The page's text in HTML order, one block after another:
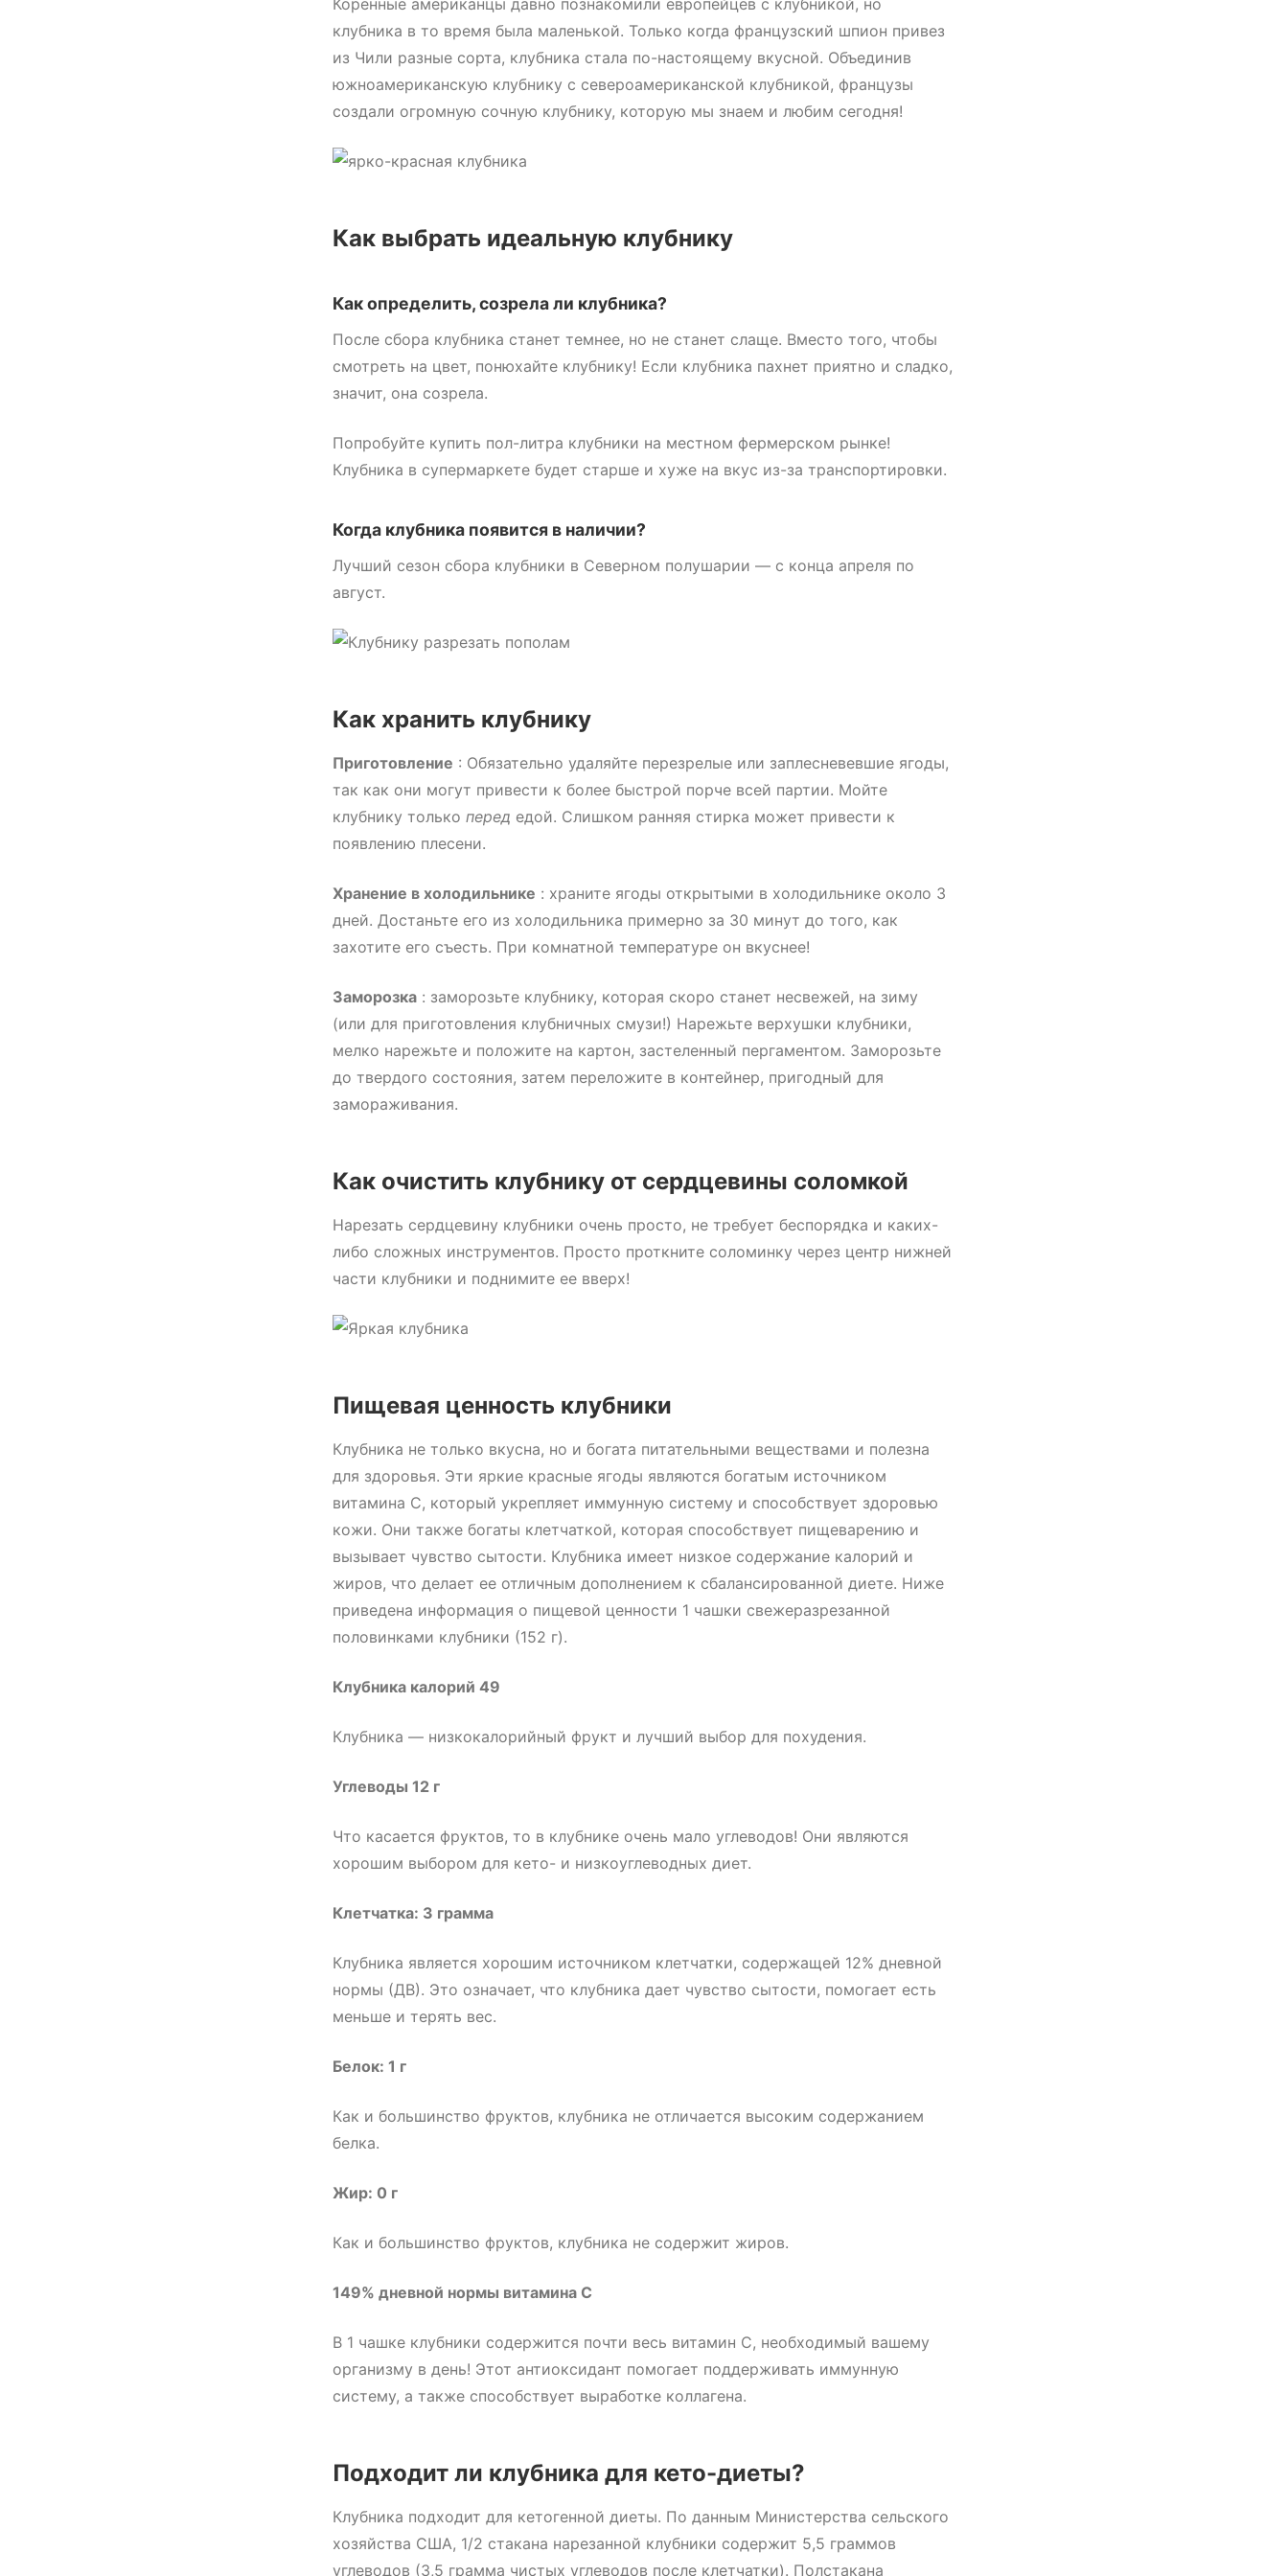
Коренные американцы давно познакомили европейцев с клубникой, но
клубника в то время была маленькой. Только когда французский шпион привез
из Чили разные сорта, клубника стала по-настоящему вкусной. Объединив
южноамериканскую клубнику с североамериканской клубникой, французы
создали огромную сочную клубнику, которую мы знаем и любим сегодня!
Как выбрать идеальную клубнику
Как определить, созрела ли клубника?
После сбора клубника станет темнее, но не станет слаще. Вместо того, чтобы
смотреть на цвет, понюхайте клубнику! Если клубника пахнет приятно и сладко,
значит, она созрела.
Попробуйте купить пол-литра клубники на местном фермерском рынке!
Клубника в супермаркете будет старше и хуже на вкус из-за транспортировки.
Когда клубника появится в наличии?
Лучший сезон сбора клубники в Северном полушарии — с конца апреля по
август.
Как хранить клубнику
Приготовление : Обязательно удаляйте перезрелые или заплесневевшие ягоды,
так как они могут привести к более быстрой порче всей партии. Мойте
клубнику толькоперед едой. Слишком ранняя стирка может привести к
появлению плесени.
Хранение в холодильнике : храните ягоды открытыми в холодильнике около 3
дней. Достаньте его из холодильника примерно за 30 минут до того, как
захотите его съесть. При комнатной температуре он вкуснее!
Заморозка : заморозьте клубнику, которая скоро станет несвежей, на зиму
(или для приготовления клубничных смузи!) Нарежьте верхушки клубники,
мелко нарежьте и положите на картон, застеленный пергаментом. Заморозьте
до твердого состояния, затем переложите в контейнер, пригодный для
замораживания.
Как очистить клубнику от сердцевины соломкой
Нарезать сердцевину клубники очень просто, не требует беспорядка и каких-
либо сложных инструментов. Просто проткните соломинку через центр нижней
части клубники и поднимите ее вверх!
Пищевая ценность клубники
Клубника не только вкусна, но и богата питательными веществами и полезна
для здоровья. Эти яркие красные ягоды являются богатым источником
витамина С, который укрепляет иммунную систему и способствует здоровью
кожи. Они также богаты клетчаткой, которая способствует пищеварению и
вызывает чувство сытости. Клубника имеет низкое содержание калорий и
жиров, что делает ее отличным дополнением к сбалансированной диете. Ниже
приведена информация о пищевой ценности 1 чашки свежеразрезанной
половинками клубники (152 г).
Клубника калорий49
Клубника — низкокалорийный фрукт и лучший выбор для похудения.
Углеводы12 г
Что касается фруктов, то в клубнике очень мало углеводов! Они являются
хорошим выбором для кето- и низкоуглеводных диет.
Клетчатка: 3 грамма
Клубника является хорошим источником клетчатки, содержащей 12% дневной
нормы (ДВ). Это означает, что клубника дает чувство сытости, помогает есть
меньше и терять вес.
Белок: 1 г
Как и большинство фруктов, клубника не отличается высоким содержанием
белка.
Жир: 0 г
Как и большинство фруктов, клубника не содержит жиров.
149% дневной нормы витамина С
В 1 чашке клубники содержится почти весь витамин С, необходимый вашему
организму в день! Этот антиоксидант помогает поддерживать иммунную
систему, а также способствует выработке коллагена.
Подходит ли клубника для кето-диеты?
Клубника подходит для кетогенной диеты. По данным Министерства сельского
хозяйства США, 1/2 стакана нарезанной клубники содержит 5,5 граммов
углеводов (3,5 грамма чистых углеводов после клетчатки). Полстакана